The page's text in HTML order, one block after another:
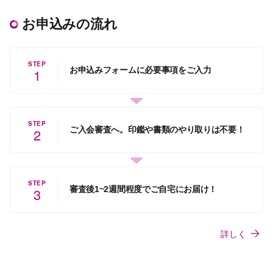
お申込みの流れ
STEP
1 お申込みフォームに必要事項をご入力
STEP
2 ご入会審査へ。印鑑や書類のやり取りは不要！
STEP
3 審査後1~2週間程度でご自宅にお届け！
詳しく